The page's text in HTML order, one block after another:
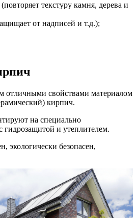
текстуру камня, дерева и
от надписей и т.д.);
отличными свойствами материалом
кирпич.
на специально
гидрозащитой и утеплителем.
экологически безопасен,